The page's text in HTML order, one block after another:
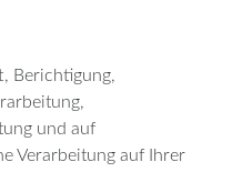
Berichtigung,
und auf
Verarbeitung auf Ihrer